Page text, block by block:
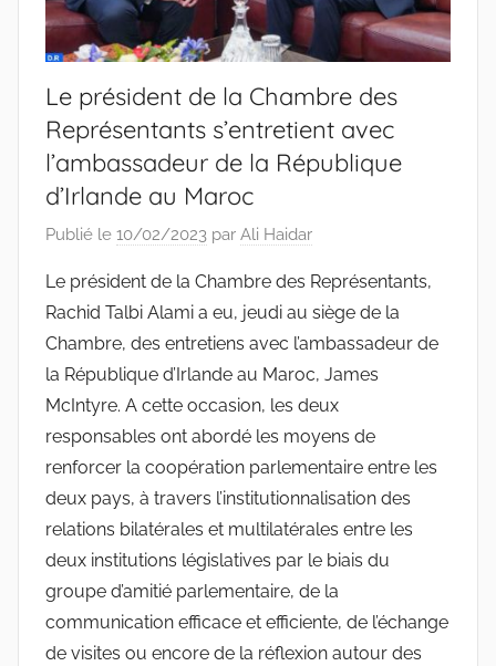
Le président de la Chambre des
Représentants s’entretient avec
l’ambassadeur de la République
d’Irlande au Maroc
Publié le 10/02/2023 par Ali Haidar
Le président de la Chambre des Représentants,
Rachid Talbi Alami a eu, jeudi au siège de la
Chambre, des entretiens avec l’ambassadeur de
la République d’Irlande au Maroc, James
McIntyre. A cette occasion, les deux
responsables ont abordé les moyens de
renforcer la coopération parlementaire entre les
deux pays, à travers l’institutionnalisation des
relations bilatérales et multilatérales entre les
deux institutions législatives par le biais du
groupe d’amitié parlementaire, de la
communication efficace et efficiente, de l’échange
de visites ou encore de la réflexion autour des